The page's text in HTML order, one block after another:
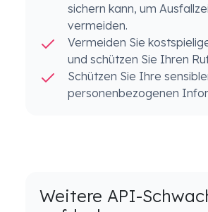
sichern kann, um
vermeiden.
Vermeiden Sie
und schützen Sie Ihren
Schützen Sie Ihre
personenbezogenen
Weitere API-